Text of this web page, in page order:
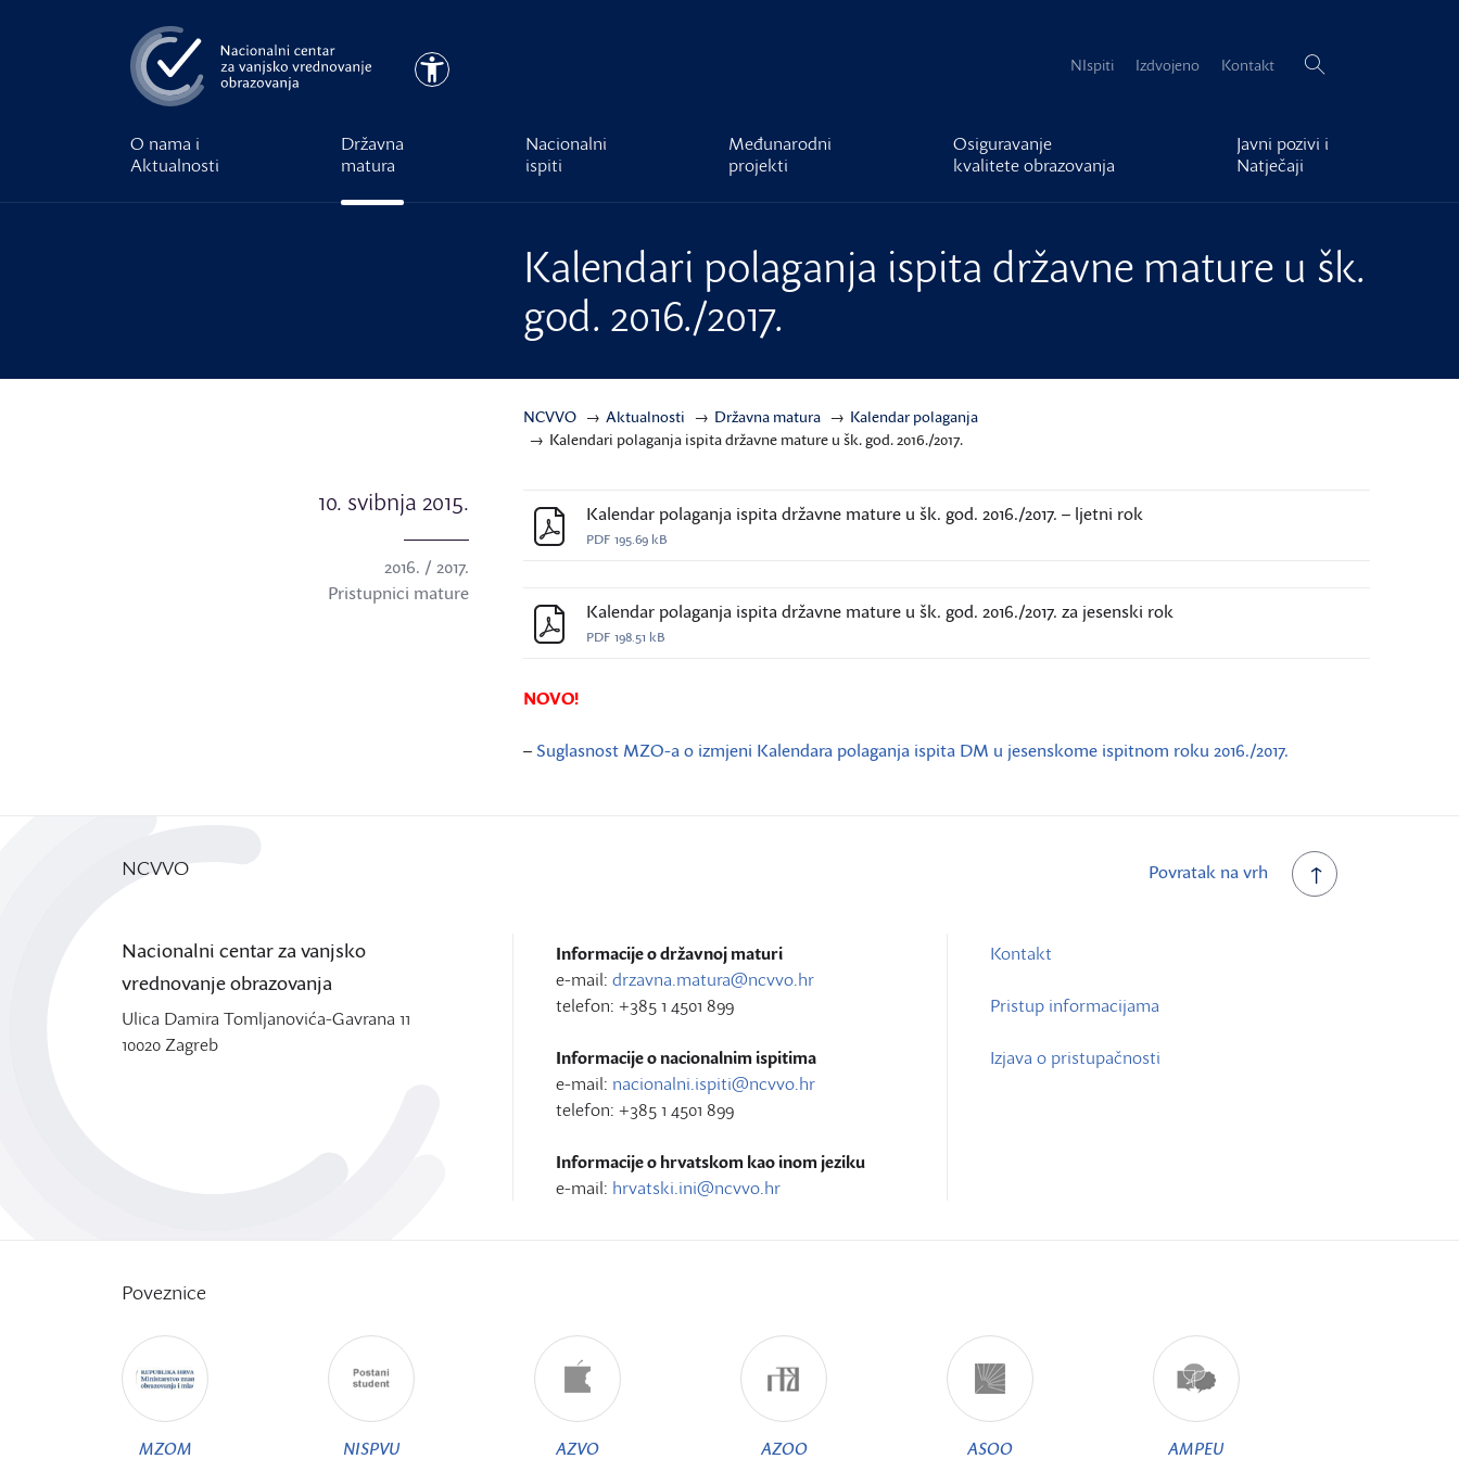
Pristupačnost NIspiti Izdvojeno Kontakt Pretraži:
O nama i
Aktualnosti
Državna
matura
Nacionalni
ispiti
Međunarodni
projekti
Osiguravanje
kvalitete obrazovanja
Javni pozivi i
Natječaji
Kalendari polaganja ispita državne mature u šk.
god. 2016./2017.
NCVVO Aktualnosti Državna matura
Kalendar polaganja
Kalendari polaganja ispita državne mature u šk. god. 2016./2017.
10. svibnja 2015.
2016. / 2017.
Pristupnici mature
Kalendar polaganja ispita državne mature u šk. god. 2016./2017. – ljetni rok
PDF 195.69 kB
Kalendar polaganja ispita državne mature u šk. god. 2016./2017. za jesenski rok
PDF 198.51 kB
NOVO!
–Suglasnost MZO-a o izmjeni Kalendara polaganja ispita DM u jesenskome ispitnom roku 2016./2017.
Povratak na vrh
NCVVO
Nacionalni centar za vanjsko
vrednovanje obrazovanja
Ulica Damira Tomljanovića-Gavrana 11
10020 Zagreb
Informacije o državnoj maturi
e-mail: drzavna.matura@ncvvo.hr
telefon: +385 1 4501 899
Informacije o nacionalnim ispitima
e-mail: nacionalni.ispiti@ncvvo.hr
telefon: +385 1 4501 899
Informacije o hrvatskom kao inom jeziku
e-mail: hrvatski.ini@ncvvo.hr
Kontakt
Pristup informacijama
Izjava o pristupačnosti
Poveznice
MZOM NISPVU AZVO AZOO ASOO AMPEU